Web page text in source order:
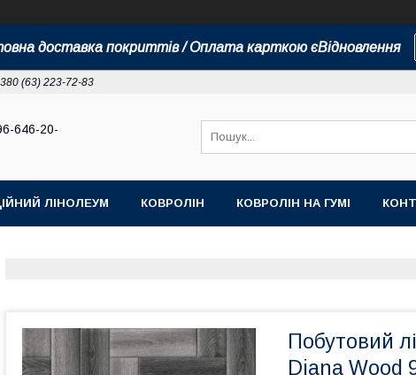
доставка покриттів / Оплата карткою єВідновлення
(63) 223-72-83
646-20-
ЛІНОЛЕУМ КОВРОЛІН КОВРОЛІН НА ГУМІ
Побутовий
Diana Wood